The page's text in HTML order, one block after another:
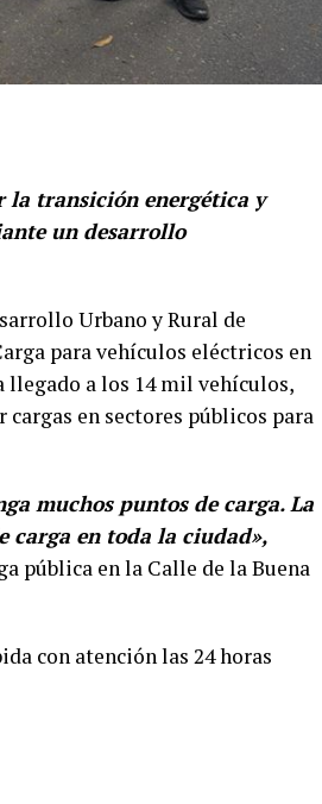
la transición energética y
un desarrollo
Urbano y Rural de
para vehículos eléctricos en
llegado a los 14 mil vehículos,
en sectores públicos para
muchos puntos de carga. La
carga en toda la ciudad»,
pública en la Calle de la Buena
con atención las 24 horas